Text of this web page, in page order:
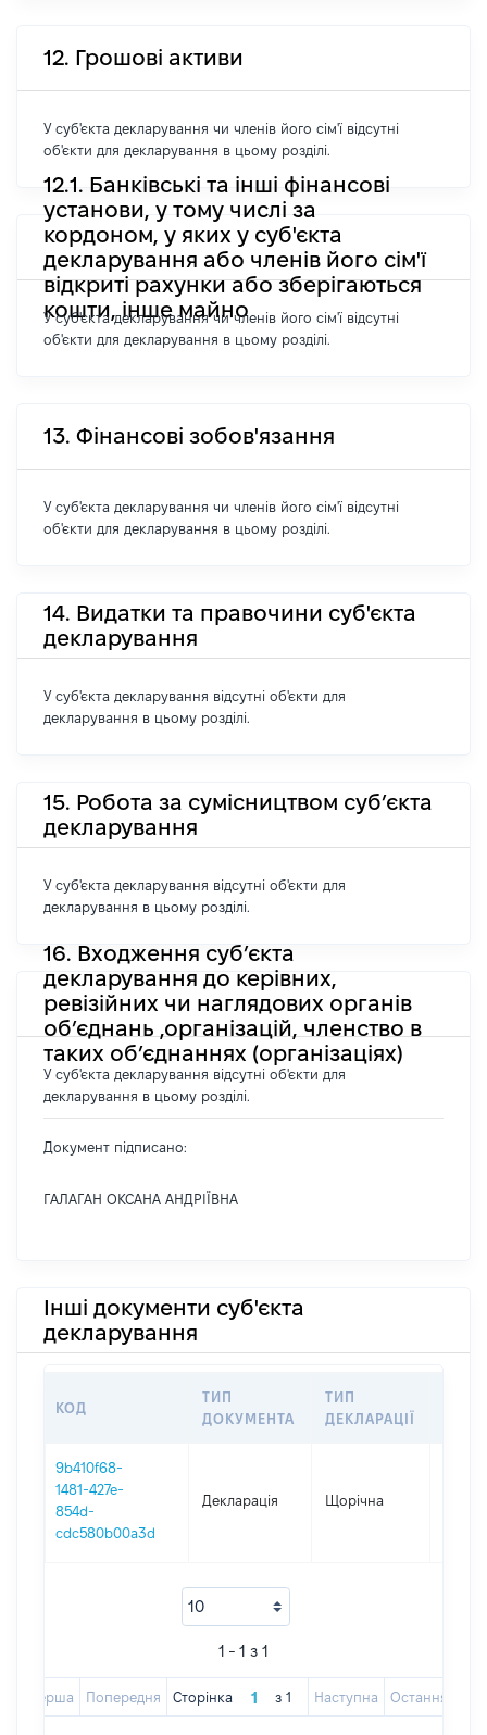
12. Грошові активи
У суб'єкта декларування чи членів його сім'ї відсутні
об'єкти для декларування в цьому розділі.
12.1. Банківські та інші фінансові
установи, у тому числі за
кордоном, у яких у суб'єкта
декларування або членів його сім'ї
відкриті рахунки або зберігаються
кошти, інше майно
У суб'єкта декларування чи членів його сім'ї відсутні
об'єкти для декларування в цьому розділі.
13. Фінансові зобов'язання
У суб'єкта декларування чи членів його сім'ї відсутні
об'єкти для декларування в цьому розділі.
14. Видатки та правочини суб'єкта
декларування
У суб'єкта декларування відсутні об'єкти для
декларування в цьому розділі.
15. Робота за сумісництвом суб’єкта
декларування
У суб'єкта декларування відсутні об'єкти для
декларування в цьому розділі.
16. Входження суб’єкта
декларування до керівних,
ревізійних чи наглядових органів
об’єднань ,організацій, членство в
таких об’єднаннях (організаціях)
У суб'єкта декларування відсутні об'єкти для
декларування в цьому розділі.
Документ підписано:
ГАЛАГАН ОКСАНА АНДРІЇВНА
Інші документи суб'єкта
декларування
КОД
ТИП
ДОКУМЕНТА
ТИП
ДЕКЛАРАЦІЇ
9b410f68-
1481-427e-
854d-
cdc580b00a3d
Декларація Щорічна
1 - 1 з 1
Перша Попередня Сторінка з 1 Наступна Остання